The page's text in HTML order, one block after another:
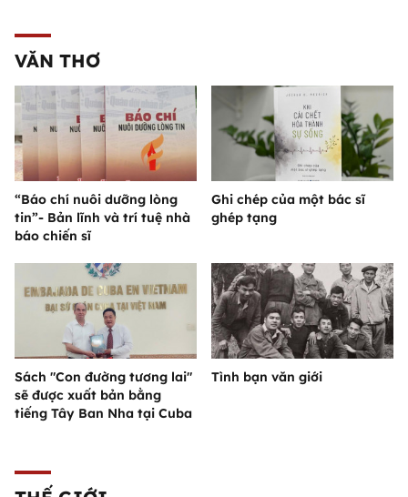
VĂN THƠ
“Báo chí nuôi dưỡng lòng
tin”- Bản lĩnh và trí tuệ nhà
báo chiến sĩ
Ghi chép của một bác sĩ
ghép tạng
Sách "Con đường tương lai"
sẽ được xuất bản bằng
tiếng Tây Ban Nha tại Cuba
Tình bạn văn giới